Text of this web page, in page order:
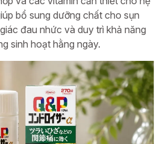
bổ sung dưỡng chất cho sụn
đau nhức và duy trì khả năng
sinh hoạt hằng ngày.